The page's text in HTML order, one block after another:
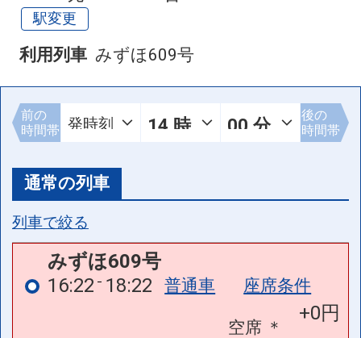
駅変更
利用列車 みずほ609号
前の
時間帯
後の
時間帯
通常の列車
列車で絞る
みずほ609号
16:22 18:22 普通車 座席条件
空席 ＊
+0円